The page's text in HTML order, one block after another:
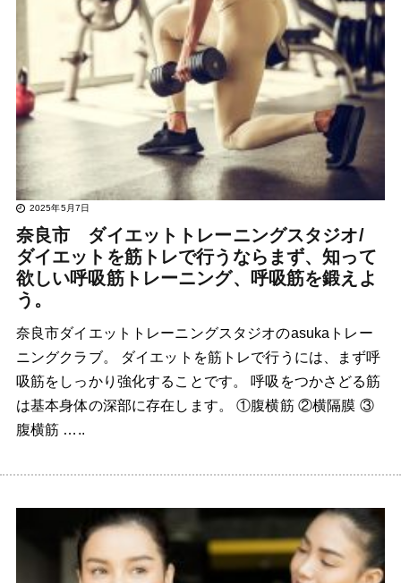
2025年5月7日
奈良市 ダイエットトレーニングスタジオ/
ダイエットを筋トレで行うならまず、知って
欲しい呼吸筋トレーニング、呼吸筋を鍛えよ
う。
奈良市ダイエットトレーニングスタジオのasukaトレー
ニングクラブ。 ダイエットを筋トレで行うには、まず呼
吸筋をしっかり強化することです。 呼吸をつかさどる筋
は基本身体の深部に存在します。 ①腹横筋 ②横隔膜 ③
腹横筋 …..